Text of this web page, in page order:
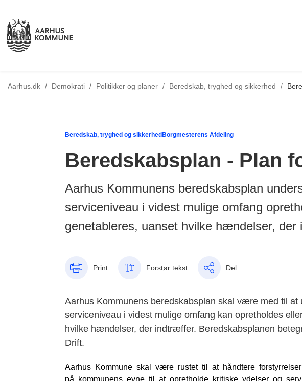
Aarhus.dk / Demokrati / Politikker og planer / Tilbage til
Beredskab, tryghed og sikkerhed /
Beredskab, tryghed og sikkerhed Borgmesterens Afdeling
Beredskabsplan - Plan
Aarhus Kommunens beredskabsplan
serviceniveau i videst mulige omfang
genetableres, uanset hvilke hændelser,
Print Forstør tekst Del
Aarhus Kommunens beredskabsplan skal være med til at
serviceniveau i videst mulige omfang kan opretholdes
hvilke hændelser, der indtræffer. Beredskabsplanen
Drift.
Aarhus Kommune skal være rustet til at håndtere
på kommunens evne til at opretholde kritiske ydelser og